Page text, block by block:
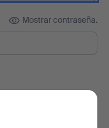
Mostrar contraseña.